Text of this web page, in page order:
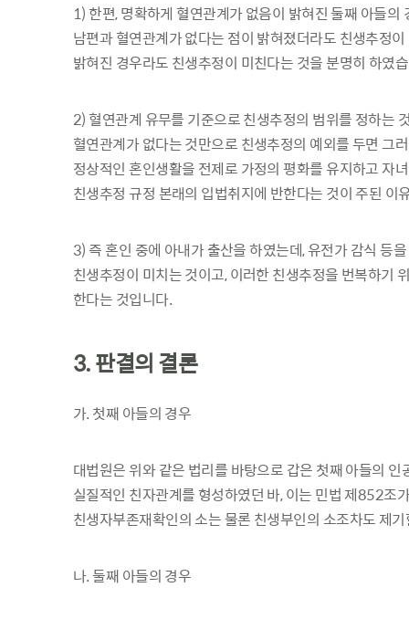
1) 한편, 명확하게 혈연관계가 없음이 밝혀진 둘째 아들
남편과 혈연관계가 없다는 점이 밝혀졌더라도 친생추정
밝혀진 경우라도 친생추정이 미친다는 것을 분명히 하였
2) 혈연관계 유무를 기준으로 친생추정의 범위를 정하는
혈연관계가 없다는 것만으로 친생추정의 예외를 두면 그
정상적인 혼인생활을 전제로 가정의 평화를 유지하고 자
친생추정 규정 본래의 입법취지에 반한다는 것이 주된 이
3) 즉 혼인 중에 아내가 출산을 하였는데, 유전가 감식 등
친생추정이 미치는 것이고, 이러한 친생추정을 번복하기
한다는 것입니다.
3. 판결의 결론
가. 첫째 아들의 경우
대법원은 위와 같은 법리를 바탕으로 갑은 첫째 아들의
실질적인 친자관계를 형성하였던 바, 이는 민법 제852조
친생자부존재확인의 소는 물론 친생부인의 소조차도 제
나. 둘째 아들의 경우